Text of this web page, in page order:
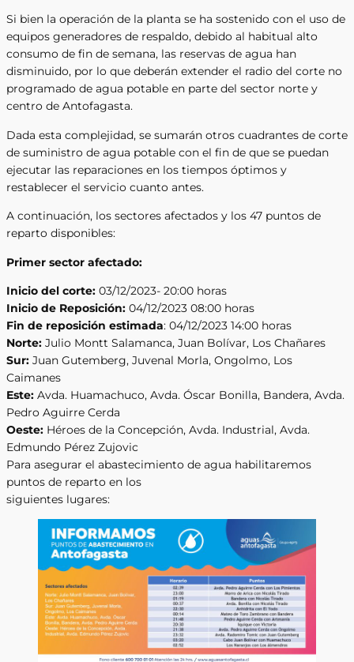
Si bien la operación de la planta se ha sostenido con el uso de
equipos generadores de respaldo, debido al habitual alto
consumo de fin de semana, las reservas de agua han
disminuido, por lo que deberán extender el radio del corte no
programado de agua potable en parte del sector norte y
centro de Antofagasta.
Dada esta complejidad, se sumarán otros cuadrantes de corte
de suministro de agua potable con el fin de que se puedan
ejecutar las reparaciones en los tiempos óptimos y
restablecer el servicio cuanto antes.
A continuación, los sectores afectados y los 47 puntos de
reparto disponibles:
Primer sector afectado:
Inicio del corte: 03/12/2023- 20:00 horas
Inicio de Reposición: 04/12/2023 08:00 horas
Fin de reposición estimada: 04/12/2023 14:00 horas
Norte: Julio Montt Salamanca, Juan Bolívar, Los Chañares
Sur: Juan Gutemberg, Juvenal Morla, Ongolmo, Los
Caimanes
Este: Avda. Huamachuco, Avda. Óscar Bonilla, Bandera, Avda.
Pedro Aguirre Cerda
Oeste: Héroes de la Concepción, Avda. Industrial, Avda.
Edmundo Pérez Zujovic
Para asegurar el abastecimiento de agua habilitaremos
puntos de reparto en los
siguientes lugares: